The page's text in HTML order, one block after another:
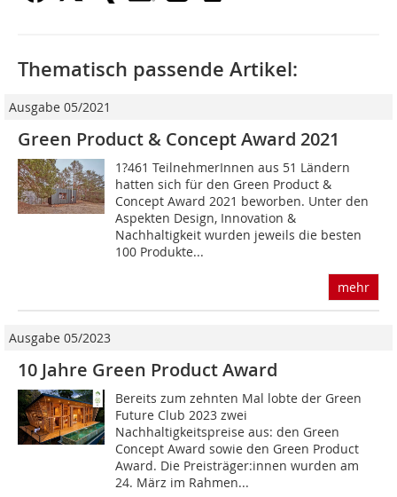
Thematisch passende Artikel:
Ausgabe 05/2021
Green Product & Concept Award 2021
1?461 TeilnehmerInnen aus 51 Ländern
hatten sich für den Green Product &
Concept Award 2021 beworben. Unter den
Aspekten Design, Innovation &
Nachhaltigkeit wurden jeweils die besten
100 Produkte...
mehr
Ausgabe 05/2023
10 Jahre Green Product Award
Bereits zum zehnten Mal lobte der Green
Future Club 2023 zwei
Nachhaltigkeitspreise aus: den Green
Concept Award sowie den Green Product
Award. Die Preisträger:innen wurden am
24. März im Rahmen...